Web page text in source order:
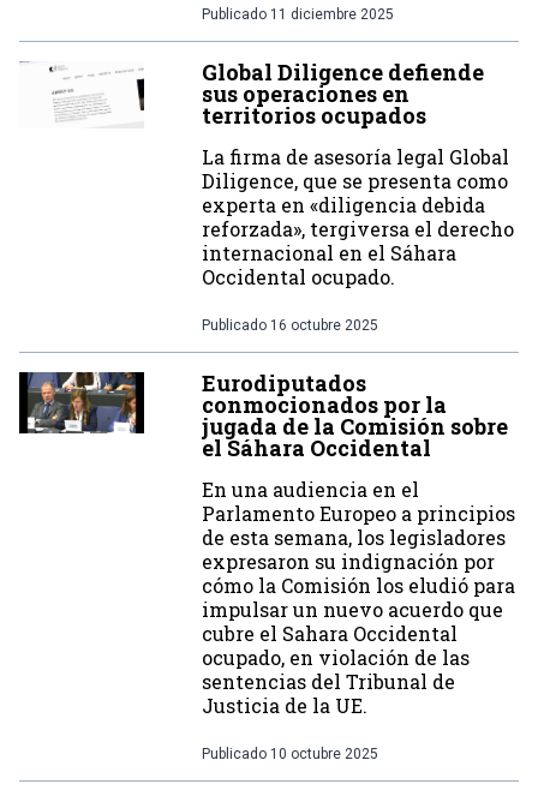
Publicado 11 diciembre 2025
Global Diligence defiende
sus operaciones en
territorios ocupados
La firma de asesoría legal Global
Diligence, que se presenta como
experta en «diligencia debida
reforzada», tergiversa el derecho
internacional en el Sáhara
Occidental ocupado.
Publicado 16 octubre 2025
Eurodiputados
conmocionados por la
jugada de la Comisión sobre
el Sáhara Occidental
En una audiencia en el
Parlamento Europeo a principios
de esta semana, los legisladores
expresaron su indignación por
cómo la Comisión los eludió para
impulsar un nuevo acuerdo que
cubre el Sahara Occidental
ocupado, en violación de las
sentencias del Tribunal de
Justicia de la UE.
Publicado 10 octubre 2025